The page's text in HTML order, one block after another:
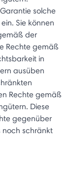
solche
Sie können
der
Rechte gemäß
in
ausüben
Rechte gemäß
Diese
gegenüber
noch schränkt